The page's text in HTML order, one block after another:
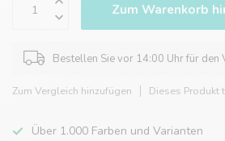
Zum Warenkorb
Bestellen Sie vor 14:00 Uhr für den
Zum Vergleich hinzufügen Dieses Produkt
Über 1.000 Farben und Varianten